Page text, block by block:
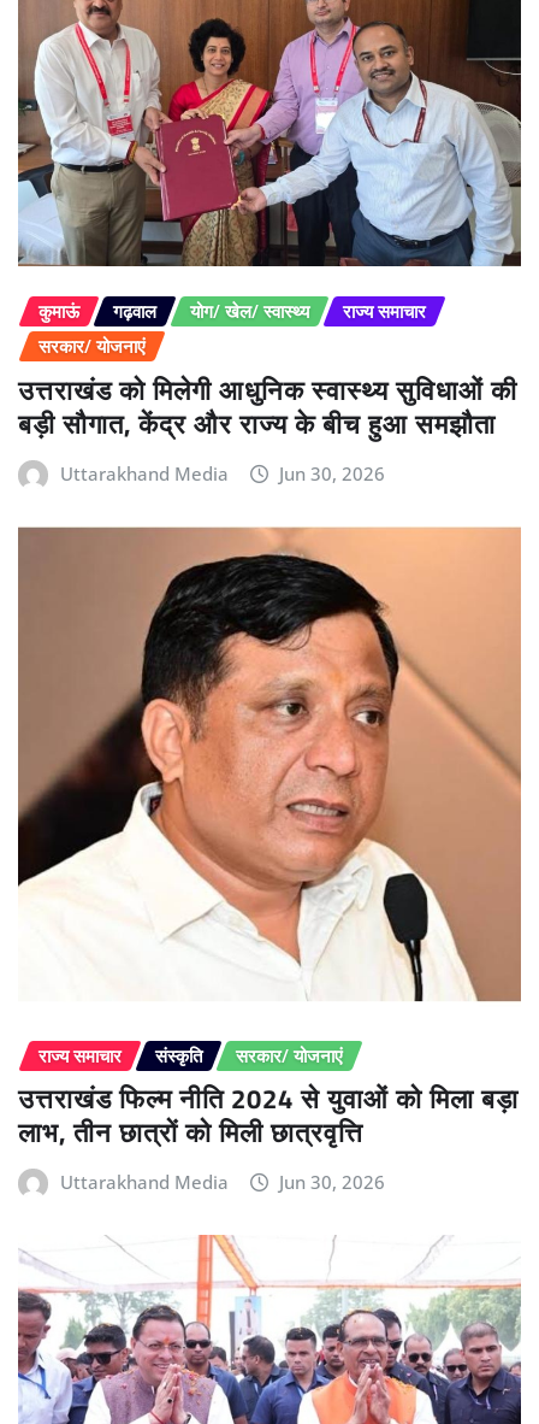
कुमाऊं गढ़वाल योग/ खेल/ स्वास्थ्य
राज्य समाचार
सरकार/ योजनाएं
उत्तराखंड को मिलेगी आधुनिक स्वास्थ्य सुविधाओं की
बड़ी सौगात, केंद्र और राज्य के बीच हुआ समझौता
Uttarakhand Media Jun 30, 2026
राज्य समाचार संस्कृति सरकार/ योजनाएं
उत्तराखंड फिल्म नीति 2024 से युवाओं को मिला बड़ा
लाभ, तीन छात्रों को मिली छात्रवृत्ति
Uttarakhand Media Jun 30, 2026